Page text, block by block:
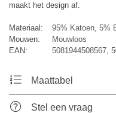
maakt het design af.
Materiaal:
95% Katoen, 5%
Mouwen:
Mouwloos
EAN:
5081944508567,
Maattabel
Stel een vraag